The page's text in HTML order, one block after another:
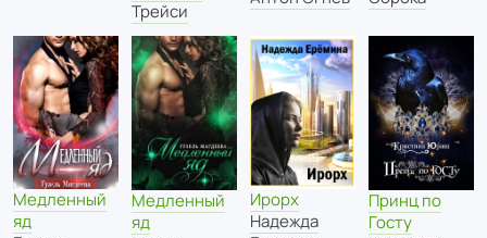
Трейси
Медленный
яд
Медленный
яд
Ирорх
Надежда
Принц по
Госту